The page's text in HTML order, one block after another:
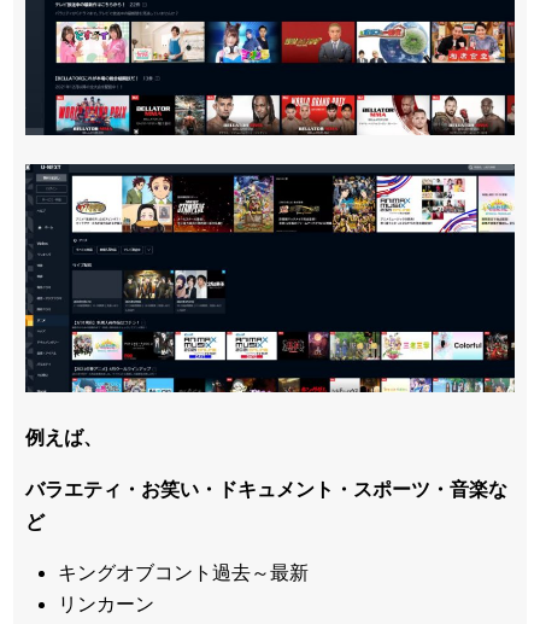
例えば、
バラエティ・お笑い・ドキュメント・スポーツ・音楽な
ど
キングオブコント過去～最新
リンカーン